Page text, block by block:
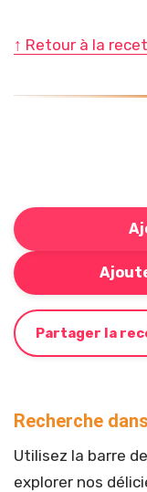
↑ Retour à la
Bouton pour
Partager la
Recherche
Utilisez la barre
explorer nos